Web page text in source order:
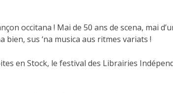
occitana ! Mai de 50 ans de scena, mai
bien, sus ‘na musica aus ritmes variats !
en Stock, le festival des Librairies